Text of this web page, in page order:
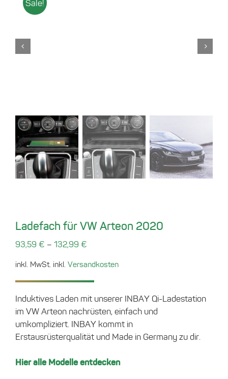
Sale!
Ladefach für VW Arteon 2020
93,59 € – 132,99 €
inkl. MwSt. inkl. Versandkosten
Induktives Laden mit unserer INBAY Qi-Ladestation
im VW Arteon nachrüsten, einfach und
umkompliziert. INBAY kommt in
Erstausrüsterqualität und Made in Germany zu dir.
Hier alle Modelle entdecken